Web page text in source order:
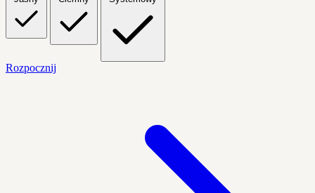
Rozpocznij